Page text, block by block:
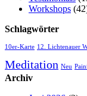
Workshops
Schlagwörter
10er-Karte 12. Lichtenauer
Meditation Neu
Archiv